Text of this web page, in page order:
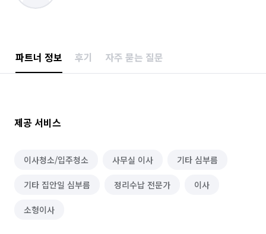
파트너 정보 후기 자주 묻는 질문
제공 서비스
이사청소/입주청소 사무실 이사 기타 심부름
기타 집안일 심부름 정리수납 전문가 이사
소형이사